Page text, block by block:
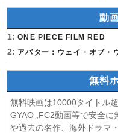
(06/08)バンドリ！ ゆめ∞
心配無用ノ介 天下
(06/08)ラストノート 第5話
(06/08)令和のダラさん 第
大空港〜GATE24
(06/08)
(06/08)乙女ゲー世界はモ
(06/08)チョッちゃん 第
動
1: ONE PIECE FILM RED
2: アバター：ウェイ・オブ・
無料
無料映画は10000タイトル
GYAO ,FC2動画等で安全
や過去の名作、海外ドラマ